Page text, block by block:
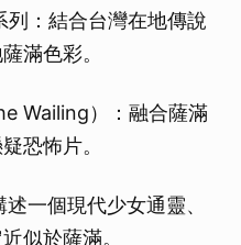
列：結合台灣在地傳說
滿色彩。
Wailing）：融合薩滿
恐怖片。
述一個現代少女通靈、
似於薩滿。